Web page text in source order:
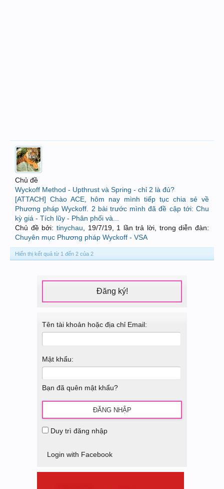
Chủ đề
Wyckoff Method - Upthrust và Spring - chỉ 2 là đủ?
[ATTACH] Chào ACE, hôm nay mình tiếp tục chia sẻ về
Phương pháp Wyckoff. 2 bài trước mình đã đề cập tới: Chu
kỳ giá - Tích lũy - Phân phối và...
Chủ đề bởi: tinychau 19/7/19, 1 lần trả lời, trong diễn đàn:
Chuyên mục Phương pháp Wyckoff - VSA
Hiển thị kết quả từ 1 đến 2 của 2
Đăng ký!
Tên tài khoản hoặc địa chỉ Email:
Mật khẩu:
Bạn đã quên mật khẩu?
Duy trì đăng nhập
Login with Facebook